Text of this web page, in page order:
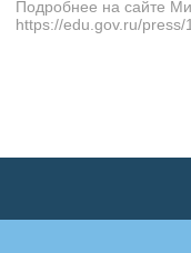
Подробнее на сайте
https://edu.gov.ru/